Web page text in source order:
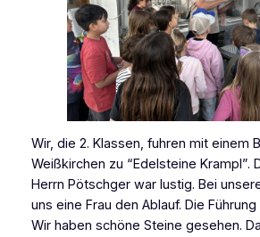
Wir, die 2. Klassen, fuhren mit einem
Weißkirchen zu “Edelsteine Krampl”.
Herrn Pötschger war lustig. Bei
uns eine Frau den Ablauf. Die
Wir haben schöne Steine gesehen.